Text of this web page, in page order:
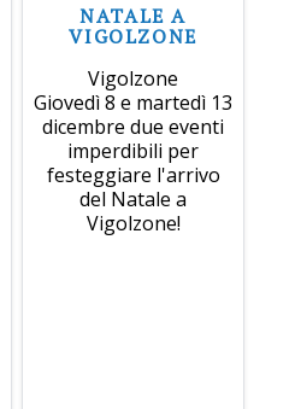
NATALE A
VIGOLZONE
Vigolzone
Giovedì 8 e martedì 13
dicembre due eventi
imperdibili per
festeggiare l'arrivo
del Natale a
Vigolzone!